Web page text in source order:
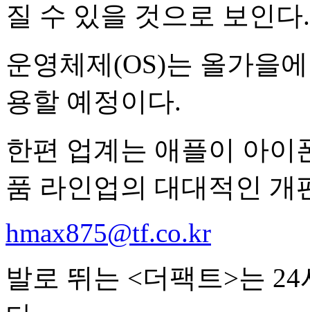
질 수 있을 것으로 보인다.
운영체제(OS)는 올가을
용할 예정이다.
한편 업계는 애플이 아이
품 라인업의 대대적인 개
hmax875@tf.co.kr
발로 뛰는 <더팩트>는